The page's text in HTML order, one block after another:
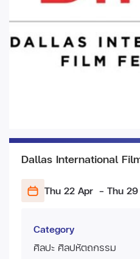
Dallas International
Thu 22 Apr - Thu
Category
ศิลปะ ศิลปหัตถกรรม